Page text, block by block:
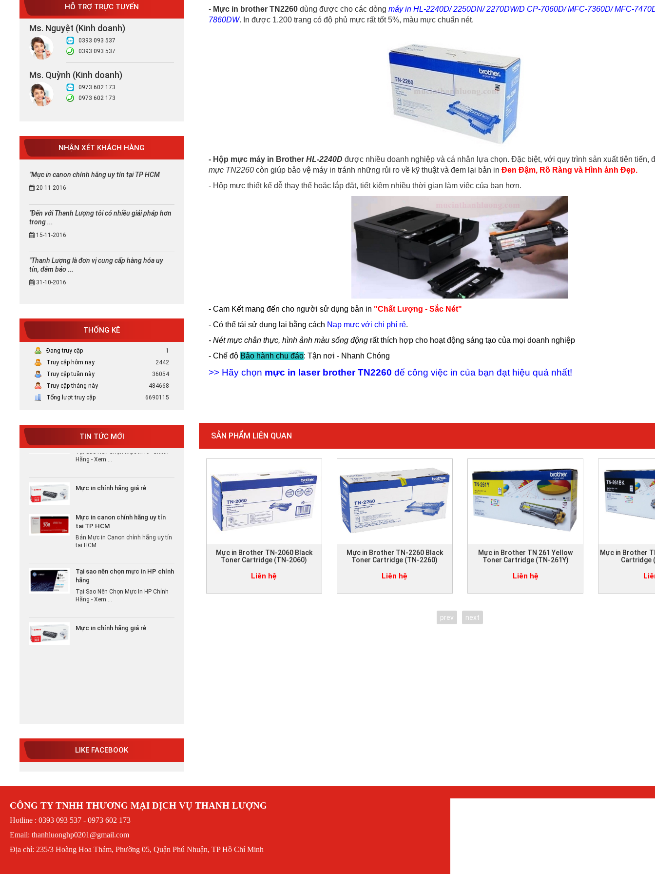
HỖ TRỢ TRỰC TUYẾN
Ms. Nguyệt (Kinh doanh)
0393 093 537
0393 093 537
Ms. Quỳnh (Kinh doanh)
0973 602 173
0973 602 173
NHẬN XÉT KHÁCH HÀNG
"Mực in canon chính hãng uy tín tại TP HCM
20-11-2016
"Đến với Thanh Lượng tôi có nhiều giải pháp hơn
trong ...
15-11-2016
"Thanh Lượng là đơn vị cung cấp hàng hóa uy
tín, đảm bảo ...
31-10-2016
THỐNG KÊ
Đang truy cập
1
Truy cập hôm nay
2442
Truy cập tuần này
36054
Truy cập tháng này
484668
Tổng lượt truy cập
6690115
TIN TỨC MỚI
Mực in canon chính hãng uy tín
tại TP HCM
Bán Mực in Canon chính hãng uy tín
tại HCM
Hãng - Xem ...
Mực in chính hãng giá rẻ
tại TP HCM
Bán Mực in Canon chính hãng uy tín
tại HCM
Tại sao nên chọn mực in HP chính
hãng
Tại Sao Nên Chọn Mực In HP Chính
Hãng - Xem ...
Mực in chính hãng giá rẻ
LIKE FACEBOOK
-Mực in brother TN2260dùng được cho các dòng máy in HL-2240D/ 2250DN/ 2270DW/D CP-7060D/ MFC-7360D/ MFC-
7860DW. In được 1.200 trang có độ phủ mực rất tốt 5%, màu mực chuẩn nét.
- Hộp mực máy in Brother HL-2240D được nhiều doanh nghiệp và cá nhân lựa chọn. Đặc biệt, với quy trình sản xuất tiên tiến,
mực TN2260còn giúp bảo vệ máy in tránh những rủi ro về kỹ thuật và đem lại bản in Đen Đậm, Rõ Ràng và Hình ảnh Đẹp.
- Hộp mực thiết kế dễ thay thế hoặc lắp đặt, tiết kiệm nhiều thời gian làm việc của bạn hơn.
- Cam Kết mang đến cho người sử dụng bản in "Chất Lượng - Sắc Nét"
- Có thể tái sử dụng lại bằng cách Nạp mực với chi phí rẻ.
- Nét mực chân thực, hình ảnh màu sống độngrất thích hợp cho hoạt động sáng tạo của mọi doanh nghiệp
- Chế độ Bảo hành chu đáo: Tận nơi - Nhanh Chóng
>> Hãy chọn mực in laser brother TN2260 để công việc in của bạn đạt hiệu quả nhất!
SẢN PHẨM LIÊN QUAN
Mực in Brother TN-2060 Black
Toner Cartridge (TN-2060)
Liên hệ
Mực in Brother TN-2260 Black
Toner Cartridge (TN-2260)
Liên hệ
Mực in Brother TN 261 Yellow
Toner Cartridge (TN-261Y)
Liên hệ
Mực in Brother
Cartridge
prev next
CÔNG TY TNHH THƯƠNG MẠI DỊCH VỤ THANH LƯỢNG
Hotline : 0393 093 537 - 0973 602 173
Email: thanhluonghp0201@gmail.com
Địa chỉ: 235/3 Hoàng Hoa Thám, Phường 05, Quận Phú Nhuận, TP Hồ Chí Minh